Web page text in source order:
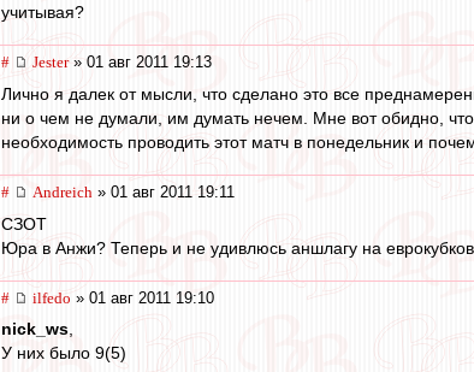
учитывая?
# Jester» 01 авг 2011 19:13
Лично я далек от мысли, что сделано это все
ни о чем не думали, им думать нечем. Мне вот обидно,
необходимость проводить этот матч в понедельник и
# Andreich » 01 авг 2011 19:11
СЗОТ
Юра в Анжи? Теперь и не удивлюсь аншлагу на
# ilfedo » 01 авг 2011 19:10
nick_ws,
У них было 9(5)